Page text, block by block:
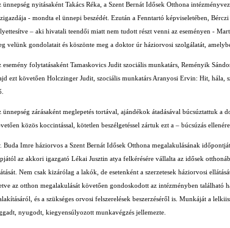
ünnepség nyitásaként Takács Réka, a Szent Bernát Idősek Otthona
- mondta el ünnepi beszédét. Ezután a Fenntartó képviseletében,
– aki hivatali teendői miatt nem tudott részt venni az eseményen -
velünk gondolatait és köszönte meg a doktor úr háziorvosi szolgálatát,
esemény folytatásaként Tamaskovics Judit szociális munkatárs, Reményik
ezt követően Holczinger Judit, szociális munkatárs Aranyosi Ervin: Hit, hála,
ünnepség zárásaként meglepetés tortával, ajándékok átadásával búcsúztattuk a
közös koccintással, kötetlen beszélgetéssel zártuk ezt a – búcsúzás
Buda Imre háziorvos a Szent Bernát Idősek Otthona megalakulásának
az akkori igazgató Lékai Jusztin atya felkérésére vállalta az idősek
Nem csak kizárólag a lakók, de esetenként a szerzetesek háziorvosi
az otthon megalakulását követően gondoskodott az intézményben található
és a szükséges orvosi felszerelések beszerzéséről is. Munkáját a
nyugodt, kiegyensúlyozott munkavégzés jellemezte.